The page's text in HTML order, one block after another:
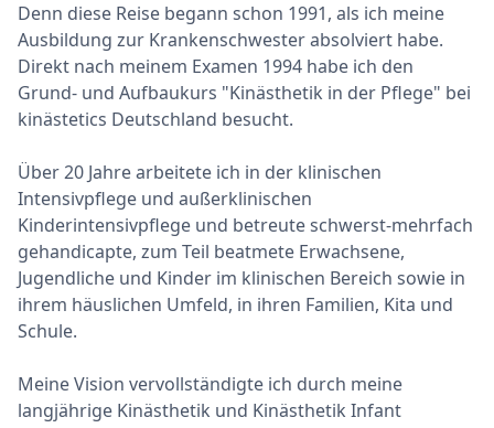
Denn diese Reise begann schon 1991, als ich meine
Ausbildung zur Krankenschwester absolviert habe.
Direkt nach meinem Examen 1994 habe ich den
Grund- und Aufbaukurs "Kinästhetik in der Pflege" bei
kinästetics Deutschland besucht.
Über 20 Jahre arbeitete ich in der klinischen
Intensivpflege und außerklinischen
Kinderintensivpflege und betreute schwerst-mehrfach
gehandicapte, zum Teil beatmete Erwachsene,
Jugendliche und Kinder im klinischen Bereich sowie in
ihrem häuslichen Umfeld, in ihren Familien, Kita und
Schule.
Meine Vision vervollständigte ich durch meine
langjährige Kinästhetik und Kinästhetik Infant